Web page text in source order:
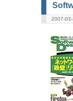
2007-